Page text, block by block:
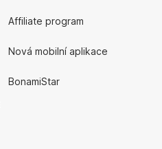
Affiliate program
Nová mobilní aplikace
BonamiStar